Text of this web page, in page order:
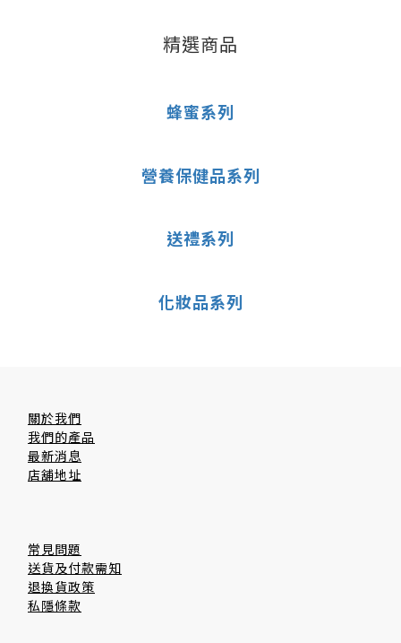
精選商品
蜂蜜系列
營養保健品系列
送禮系列
化妝品系列
關於我們
我們的產品
最新消息
店舖地址
常見問題
送貨及付款需知
退換貨政策
私隱條款